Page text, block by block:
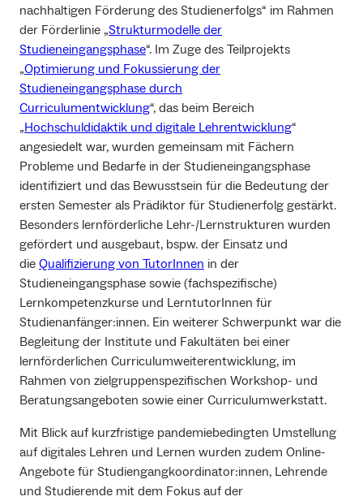
nachhaltigen Förderung des Studienerfolgs“ im Rahmen
der Förderlinie „Strukturmodelle der
Studieneingangsphase“. Im Zuge des Teilprojekts
„Optimierung und Fokussierung der
Studieneingangsphase durch
Curriculumentwicklung“, das beim Bereich
„Hochschuldidaktik und digitale Lehrentwicklung“
angesiedelt war, wurden gemeinsam mit Fächern
Probleme und Bedarfe in der Studieneingangsphase
identifiziert und das Bewusstsein für die Bedeutung der
ersten Semester als Prädiktor für Studienerfolg gestärkt.
Besonders lernförderliche Lehr-/Lernstrukturen wurden
gefördert und ausgebaut, bspw. der Einsatz und
die Qualifizierung von TutorInnen in der
Studieneingangsphase sowie (fachspezifische)
Lernkompetenzkurse und LerntutorInnen für
Studienanfänger:innen. Ein weiterer Schwerpunkt war die
Begleitung der Institute und Fakultäten bei einer
lernförderlichen Curriculumweiterentwicklung, im
Rahmen von zielgruppenspezifischen Workshop- und
Beratungsangeboten sowie einer Curriculumwerkstatt.
Mit Blick auf kurzfristige pandemiebedingten Umstellung
auf digitales Lehren und Lernen wurden zudem Online-
Angebote für Studiengangkoordinator:innen, Lehrende
und Studierende mit dem Fokus auf der